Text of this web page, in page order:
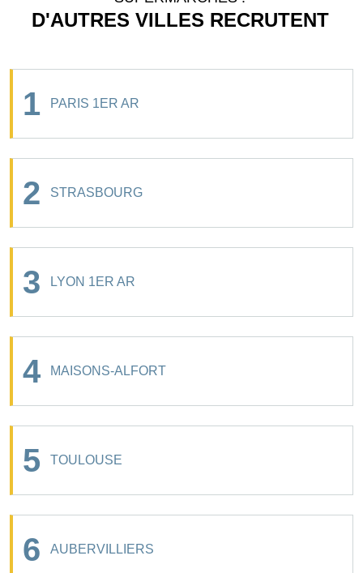
D'AUTRES VILLES RECRUTENT
1 PARIS 1ER AR
2 STRASBOURG
3 LYON 1ER AR
4 MAISONS-ALFORT
5 TOULOUSE
6 AUBERVILLIERS